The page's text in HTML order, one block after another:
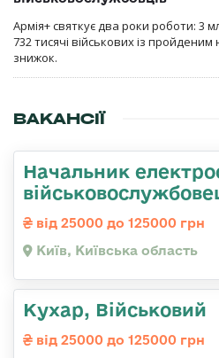
Армія+ святкує два роки роботи: 3
732 тисячі військових із
знижок.
ВАКАНСІЇ
Начальник
від 25000 до 125000 грн
Київ, Київська область
Кухар, Військовий
від 25000 до 125000 грн